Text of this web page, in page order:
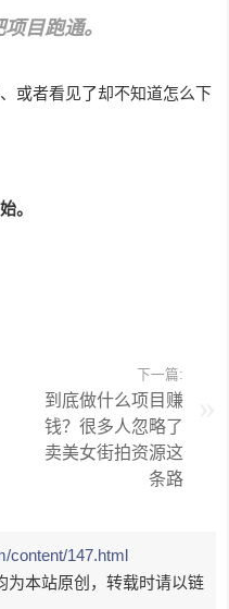
目跑通。
或者看见了却不知道怎么下
。
下一篇:
到底做什么项目赚
钱？很多人忽略了
卖美女街拍资源这
条路
content/147.html
为本站原创，转载时请以链